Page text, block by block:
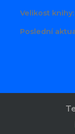
Velikost knihy:
Poslední